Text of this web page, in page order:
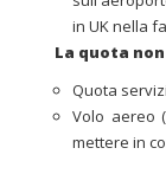
in UK nella
La quota
Quota
Volo aereo
mettere in